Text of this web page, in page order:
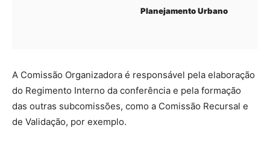
Planejamento Urbano
A Comissão Organizadora é responsável pela elaboração
do Regimento Interno da conferência e pela formação
das outras subcomissões, como a Comissão Recursal e
de Validação, por exemplo.